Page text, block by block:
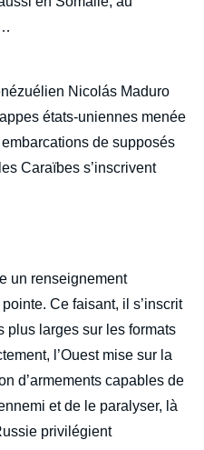
Nicolás Maduro
états-uniennes menée
de supposés
Caraïbes s’inscrivent
un renseignement
Ce faisant, il s’inscrit
plus larges sur les formats
l’Ouest mise sur la
d’armements capables de
et de le paralyser, là
privilégient